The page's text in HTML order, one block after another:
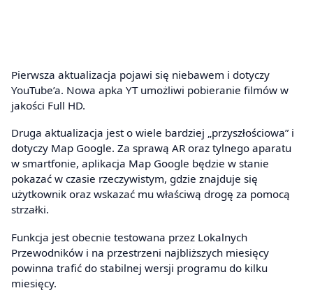
Pierwsza aktualizacja pojawi się niebawem i dotyczy
YouTube’a. Nowa apka YT umożliwi pobieranie filmów w
jakości Full HD.
Druga aktualizacja jest o wiele bardziej „przyszłościowa” i
dotyczy Map Google. Za sprawą AR oraz tylnego aparatu
w smartfonie, aplikacja Map Google będzie w stanie
pokazać w czasie rzeczywistym, gdzie znajduje się
użytkownik oraz wskazać mu właściwą drogę za pomocą
strzałki.
Funkcja jest obecnie testowana przez Lokalnych
Przewodników i na przestrzeni najbliższych miesięcy
powinna trafić do stabilnej wersji programu do kilku
miesięcy.